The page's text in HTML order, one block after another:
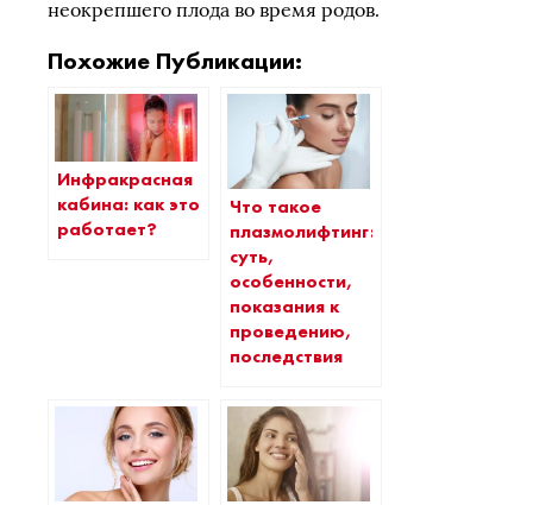
неокрепшего плода во время родов.
Похожие Публикации:
Инфракрасная
кабина: как это
работает?
Что такое
плазмолифтинг:
суть,
особенности,
показания к
проведению,
последствия